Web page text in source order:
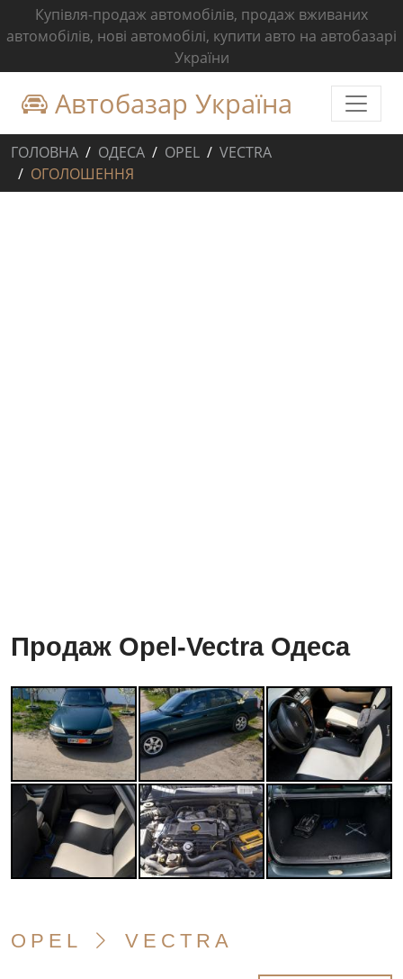
Купівля-продаж автомобілів, продаж вживаних
автомобілів, нові автомобілі, купити авто на автобазарі
України
Автобазар Україна
ГОЛОВНА ОДЕСА OPEL
VECTRA
ОГОЛОШЕННЯ
Продаж Opel-Vectra Одеса
OPEL VECTRA